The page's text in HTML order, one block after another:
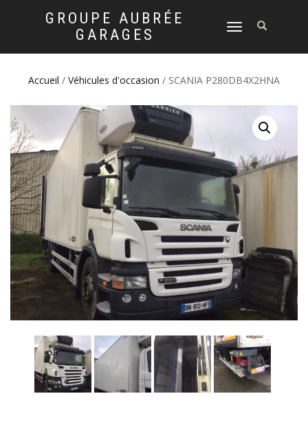
GROUPE AUBRÉE
GARAGES
DÉPLIER
NAVIGATION
Accueil / Véhicules d'occasion / SCANIA P280DB4X2HNA